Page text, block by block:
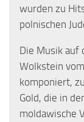
wurden zu
polnischen
Die Musik auf
Wolkstein
komponiert,
Gold, die in
moldawische